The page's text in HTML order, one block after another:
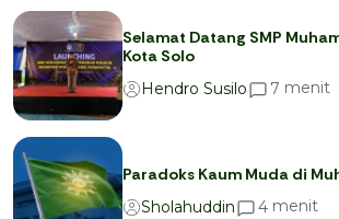
Selamat Datang SMP
Kota Solo
Hendro Susilo
7 menit
Paradoks Kaum Muda di
Sholahuddin
4 menit